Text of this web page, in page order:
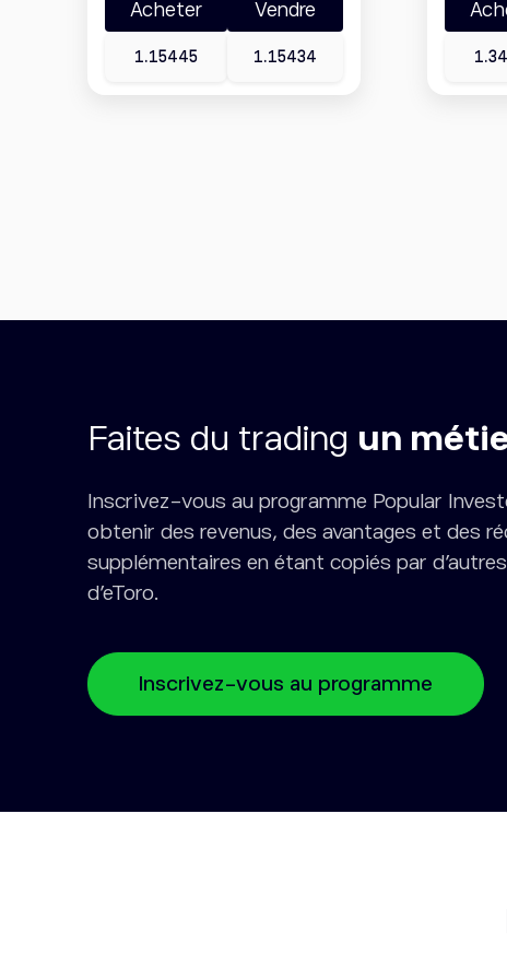
Acheter
1.15445
Vendre
1.15434
Faites du trading un
Inscrivez-vous au programme Popular
obtenir des revenus, des avantages et des
supplémentaires en étant copiés par
d’eToro.
Inscrivez-vous au programme